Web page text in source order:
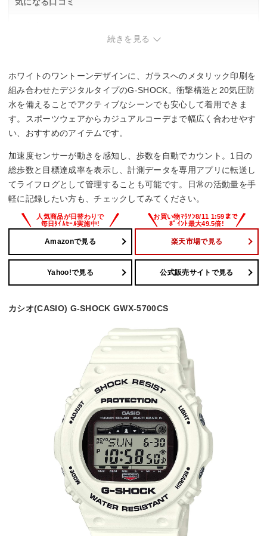
続きを見る
ホワイトのワントーンデザインに、ガラスへのメタリック印刷を
組み合わせたデジタルタイプのG-SHOCK。衝撃構造と20気圧防
水を備えることでアクティブなシーンでも安心して着用できま
す。スポーツウェアからカジュアルコーデまで幅広く合わせやす
い、おすすめのアイテムです。
加速度センサーが動きを感知し、歩数を自動でカウント。1日の
総歩数と目標達成率を表示し、計測データを専用アプリに転送し
てライフログとして管理することも可能です。日常の活動量を手
軽に記録したい方も、チェックしてみてください。
Amazonで見る 楽天市場で見る
Yahoo!で見る 公式販売サイトで見る
カシオ(CASIO) G-SHOCK GWX-5700CS